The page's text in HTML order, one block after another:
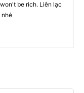
be rich. Liên lạc
nhé